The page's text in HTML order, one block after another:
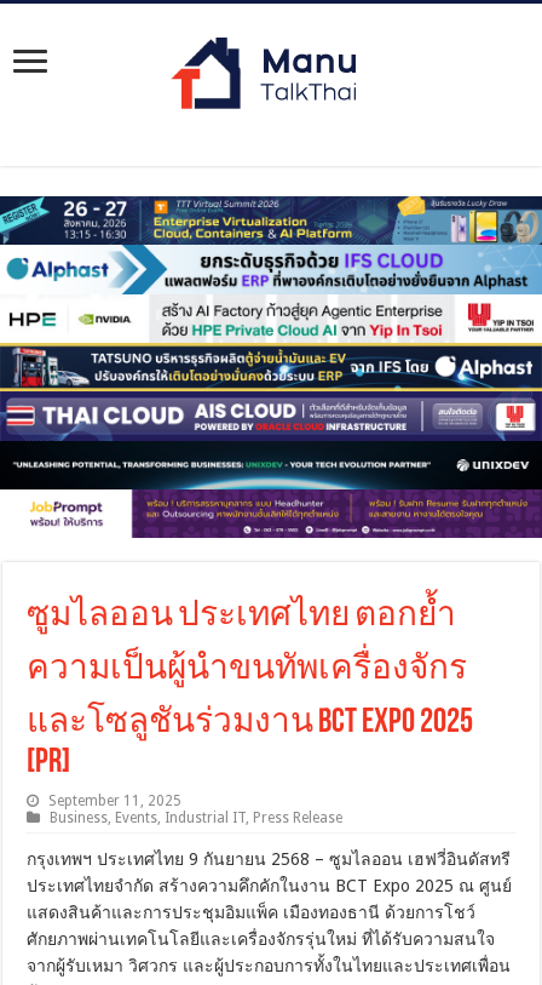
ซูมไลออน ประเทศไทย ตอกย้ำ
ความเป็นผู้นำขนทัพเครื่องจักร
และโซลูชันร่วมงาน BCT Expo 2025
[PR]
September 11, 2025
Business, Events, Industrial IT, Press Release
กรุงเทพฯ ประเทศไทย 9 กันยายน 2568 – ซูมไลออน เฮฟวี่อินดัสทรี
ประเทศไทยจำกัด สร้างความคึกคักในงาน BCT Expo 2025 ณ ศูนย์
แสดงสินค้าและการประชุมอิมแพ็ค เมืองทองธานี ด้วยการโชว์
ศักยภาพผ่านเทคโนโลยีและเครื่องจักรรุ่นใหม่ ที่ได้รับความสนใจ
จากผู้รับเหมา วิศวกร และผู้ประกอบการทั้งในไทยและประเทศเพื่อน